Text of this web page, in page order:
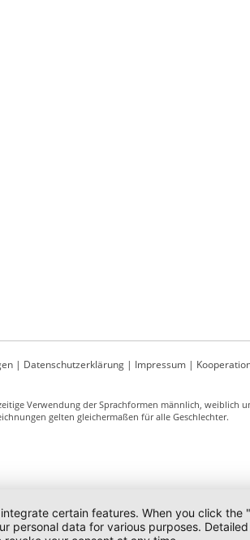
| Datenschutzerklärung| Impressum|
Verwendung der Sprachformen männlich, weiblich
gelten gleichermaßen für alle Geschlechter.
certain features. When you click
data for various purposes.